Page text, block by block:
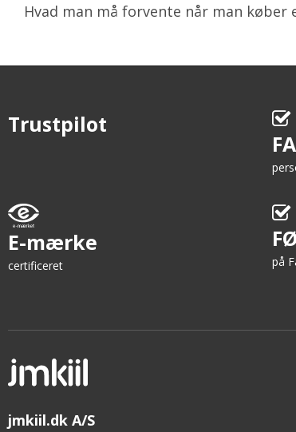
Hvad man må forvente når man køber
Trustpilot
E-mærke
certificeret på
jmkiil.dk A/S